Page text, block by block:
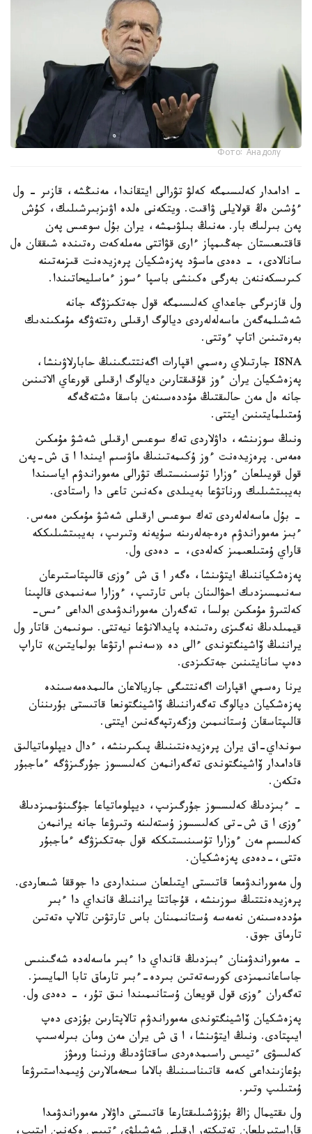
Фото: Анадолу
- ادامدار كەلىسىمگە كەلۋ تۋرالى ايتقاندا، مەنىڭشە، قازىر - ول
ءۇشىن ەڭ قولايلى ۋاقىت. ويتكەنى ەلدە اۋىزبىرشىلىك، كۇش
پەن بىرلىك بار. مەنىڭ بىلۋىمشە، يران بۇل سوعىس پەن
قاقتىعىستان جەڭىمپاز ءارى قۋاتتى مەملەكەت رەتىندە شىققان ەل
سانالادى، - دەدى ماسۋد پەزەشكيان پرەزيدەنت قىزمەتىنە
كىرىسكەننەن بەرگى ەكىنشى باسپا ءسوز ءماسليحاتىندا.
ول قازىرگى جاعداي كەلىسىمگە قول جەتكىزۋگە جانە
شەشىلمەگەن ماسەلەلەردى ديالوگ ارقىلى رەتتەۋگە مۇمكىندىك
بەرەتىنىن اتاپ ءوتتى.
ISNA جارتىلاي رەسمي اقپارات اگەنتتىگىنىڭ حابارلاۋىنشا،
پەزەشكيان يران ءوز قۇقىقتارىن ديالوگ ارقىلى قورعاي الاتىنىن
جانە ەل مەن حالىقتىڭ مۇددەسىنەن باسقا ەشتەڭەگە
ۇمتىلمايتىنىن ايتتى.
ونىڭ سوزىنشە، داۋلاردى تەك سوعىس ارقىلى شەشۋ مۇمكىن
ەمەس. پرەزيدەنت ءوز ۇكىمەتىنىڭ ماۋسىم ايىندا ا ق ش-پەن
قول قويىلعان ءوزارا تۇسىنىستىك تۋرالى مەموراندۋم اياسىندا
بەيبىتشىلىك ورناتۋعا بەيىلدى ەكەنىن تاعى دا راستادى.
- بۇل ماسەلەلەردى تەك سوعىس ارقىلى شەشۋ مۇمكىن ەمەس.
ءبىز مەموراندۋم ەرەجەلەرىنە سۇيەنە وتىرىپ، بەيبىتشىلىككە
قاراي ۇمتىلعىمىز كەلەدى، - دەدى ول.
پەزەشكياننىڭ ايتۋىنشا، ەگەر ا ق ش ءوزى قالىپتاستىرعان
سەنىمسىزدىك احۋالىنان باس تارتىپ، ءوزارا سەنىمدى قالپىنا
كەلتىرۋ مۇمكىن بولسا، تەگەران مەموراندۋمدى الداعى ءىس-
قيمىلدىڭ نەگىزى رەتىندە پايدالانۋعا نيەتتى. سونىمەن قاتار ول
يراننىڭ ۆاشينگتوندى ءالى دە «سەنىم ارتۋعا بولمايتىن» تاراپ
دەپ سانايتىنىن جەتكىزدى.
يرنا رەسمي اقپارات اگەنتتىگى جاريالاعان مالىمدەمەسىندە
پەزەشكيان ديالوگ تەگەراننىڭ ۆاشينگتونعا قاتىستى بۇرىننان
قالىپتاسقان ۇستانىمىن وزگەرتپەگەنىن ايتتى.
سونداي-اق يران پرەزيدەنتىنىڭ پىكىرىنشە، ءدال ديپلوماتيالىق
قادامدار ۆاشينگتوندى تەگەرانمەن كەلىسسوز جۇرگىزۋگە ءماجبۇر
ەتكەن.
- ءبىزدىڭ كەلىسسوز جۇرگىزىپ، ديپلوماتياعا جۇگىنۋىمىزدىڭ
ءوزى ا ق ش-تى كەلىسسوز ۇستەلىنە وتىرۋعا جانە يرانمەن
كەلىسىم مەن ءوزارا تۇسىنىستىككە قول جەتكىزۋگە ءماجبۇر
ەتتى،-دەدى پەزەشكيان.
ول مەموراندۋمعا قاتىستى ايتىلعان سىنداردى دا جوققا شىعاردى.
پرەزيدەنتتىڭ سوزىنشە، قۇجاتتا يراننىڭ قانداي دا ءبىر
مۇددەسىنەن نەمەسە ۇستانىمىنان باس تارتۋىن تالاپ ەتەتىن
تارماق جوق.
- مەموراندۋمنان ءبىزدىڭ قانداي دا ءبىر ماسەلەدە شەگىنىس
جاساعانىمىزدى كورسەتەتىن بىردە-ءبىر تارماق تابا المايسىز.
تەگەران ءوزى قول قويعان ۇستانىمىندا نىق تۇر، - دەدى ول.
پەزەشكيان ۆاشينگتوندى مەموراندۋم تالاپتارىن بۇزدى دەپ
ايىپتادى. ونىڭ ايتۋىنشا، ا ق ش يران مەن ومان بىرلەسىپ
كەلىسۋى ءتيىس راسىمدەردى ساقتاۋدىڭ ورنىنا ورمۋز
بۇعازىنداعى كەمە قاتىناسىنىڭ بالاما سحەمالارىن ۇيىمداستىرۋعا
ۇمتىلىپ وتىر.
ول ىقتيمال زاڭ بۇزۋشىلىقتارعا قاتىستى داۋلار مەموراندۋمدا